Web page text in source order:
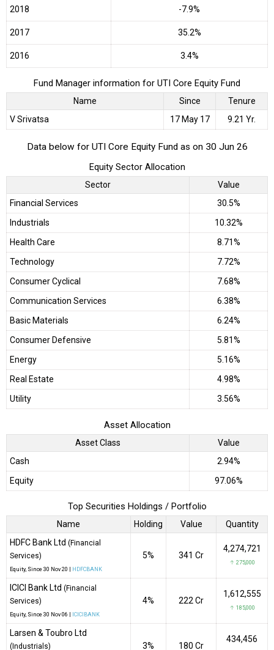
2018 -7.9%
2017 35.2%
2016 3.4%
Fund Manager information for UTI Core Equity Fund
Name Since
Tenure
V Srivatsa
17 May 17 9.21 Yr.
Data below for UTI Core Equity Fund as on 30 Jun 26
Equity Sector Allocation
Sector
Value
Financial Services
30.5%
Industrials
10.32%
Health Care
8.71%
Technology
7.72%
Consumer Cyclical
7.68%
Communication Services
6.38%
Basic Materials
6.24%
Consumer Defensive
5.81%
Energy
5.16%
Real Estate
4.98%
Utility
3.56%
Asset Allocation
Asset Class
Value
Cash
2.94%
Equity
97.06%
Top Securities Holdings / Portfolio
Name Holding Value
Quantity
HDFC Bank Ltd (Financial
Services)
Equity, Since 30 Nov 20 | HDFCBANK
5% ₹341 Cr
4,274,721
↑ 275,000
ICICI Bank Ltd (Financial
Services)
Equity, Since 30 Nov 06 | ICICIBANK
4% ₹222 Cr
1,612,555
↑ 185,000
Larsen & Toubro Ltd
(Industrials) 3% ₹180 Cr
434,456